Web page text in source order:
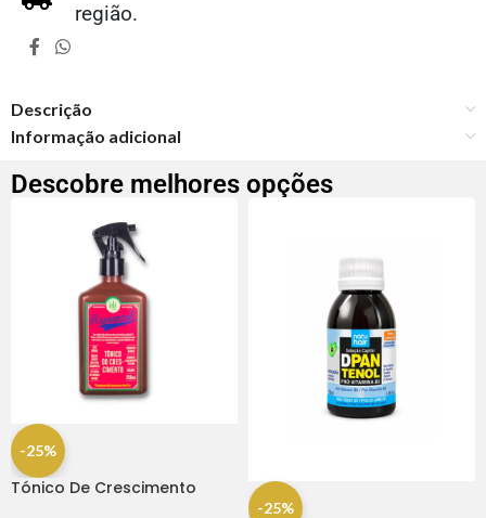
região.
Descrição
Informação adicional
Descobre melhores opções
-25%
Tónico De Crescimento
-25%